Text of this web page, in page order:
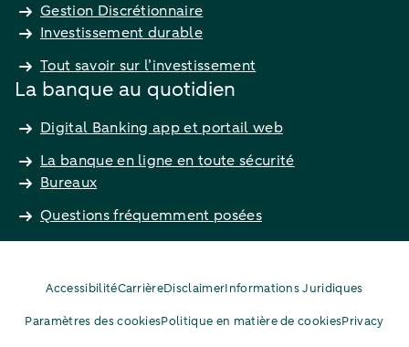
Gestion Discrétionnaire
Investissement durable
Tout savoir sur l’investissement
La banque au quotidien
Digital Banking app et portail web
La banque en ligne en toute sécurité
Bureaux
Questions fréquemment posées
AccessibilitéCarrièreDisclaimerInformations Juridiques
Paramètres des cookiesPolitique en matière de cookiesPrivacy